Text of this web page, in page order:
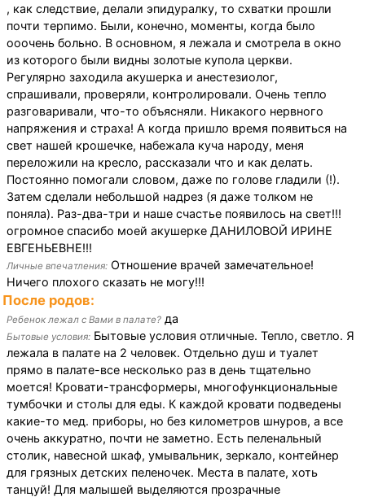
, как следствие, делали эпидуралку, то схватки прошли
почти терпимо. Были, конечно, моменты, когда было
ооочень больно. В основном, я лежала и смотрела в окно
из которого были видны золотые купола церкви.
Регулярно заходила акушерка и анестезиолог,
спрашивали, проверяли, контролировали. Очень тепло
разговаривали, что-то объясняли. Никакого нервного
напряжения и страха! А когда пришло время появиться на
свет нашей крошечке, набежала куча народу, меня
переложили на кресло, рассказали что и как делать.
Постоянно помогали словом, даже по голове гладили (!).
Затем сделали небольшой надрез (я даже толком не
поняла). Раз-два-три и наше счастье появилось на свет!!!
огромное спасибо моей акушерке ДАНИЛОВОЙ ИРИНЕ
ЕВГЕНЬЕВНЕ!!!
Личные впечатления: Отношение врачей замечательное!
Ничего плохого сказать не могу!!!
После родов:
Ребенок лежал с Вами в палате? да
Бытовые условия: Бытовые условия отличные. Тепло, светло. Я
лежала в палате на 2 человек. Отдельно душ и туалет
прямо в палате-все несколько раз в день тщательно
моется! Кровати-трансформеры, многофункциональные
тумбочки и столы для еды. К каждой кровати подведены
какие-то мед. приборы, но без километров шнуров, а все
очень аккуратно, почти не заметно. Есть пеленальный
столик, навесной шкаф, умывальник, зеркало, контейнер
для грязных детских пеленочек. Места в палате, хоть
танцуй! Для малышей выделяются прозрачные